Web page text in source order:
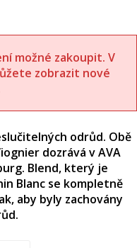
možné zakoupit. V
zobrazit nové
odrůd. Obě
dozrává v AVA
Blend, který je
Blanc se kompletně
aby byly zachovány